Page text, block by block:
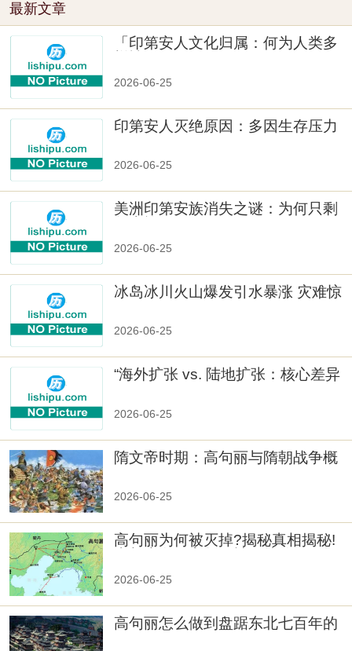
最新文章
「印第安人文化归属：何为人类多
2026-06-25
印第安人灭绝原因：多因生存压力
2026-06-25
美洲印第安族消失之谜：为何只剩
2026-06-25
冰岛冰川火山爆发引水暴涨 灾难惊
2026-06-25
“海外扩张 vs. 陆地扩张：核心差异
2026-06-25
隋文帝时期：高句丽与隋朝战争概
2026-06-25
高句丽为何被灭掉?揭秘真相揭秘!
2026-06-25
高句丽怎么做到盘踞东北七百年的